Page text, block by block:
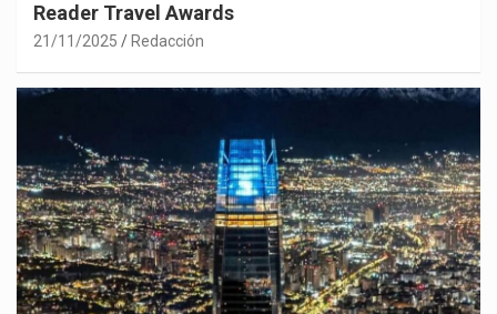
Reader Travel Awards
21/11/2025 Redacción